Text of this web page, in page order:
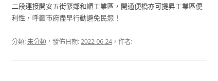
二段連接開安五街緊鄰和順工業區，開通便橋亦可提昇工業區便
利性，呼籲市府盡早行動避免民怨！
分類:未分類 ，發佈日期:2022-06-24，作者: